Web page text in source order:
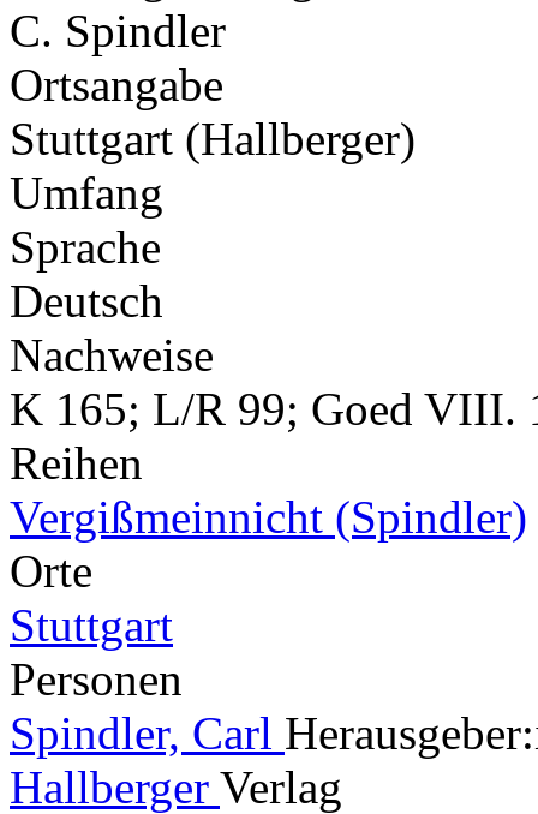
C. Spindler
Ortsangabe
Stuttgart (Hallberger)
Umfang
Sprache
Deutsch
Nachweise
K 165; L/R 99; Goed VIII.
Reihen
Vergißmeinnicht (Spindler)
Orte
Stuttgart
Personen
Spindler, Carl
Hallberger Verlag